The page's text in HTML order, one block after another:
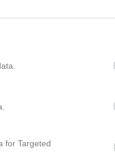
for Targeted
aktivitet i föreningen